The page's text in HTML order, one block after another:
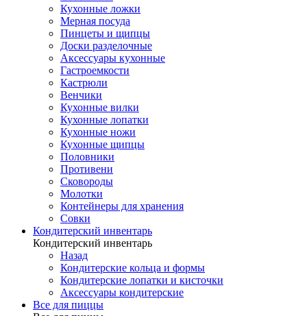
Кухонные ложки
Мерная посуда
Пинцеты и щипцы
Доски разделочные
Аксессуары кухонные
Гастроемкости
Кастрюли
Венчики
Кухонные вилки
Кухонные лопатки
Кухонные ножи
Кухонные щипцы
Половники
Противени
Сковороды
Молотки
Контейнеры для хранения
Совки
Кондитерский инвентарь
Кондитерский инвентарь
Назад
Кондитерские кольца и формы
Кондитерские лопатки и кисточки
Аксессуары кондитерские
Все для пиццы